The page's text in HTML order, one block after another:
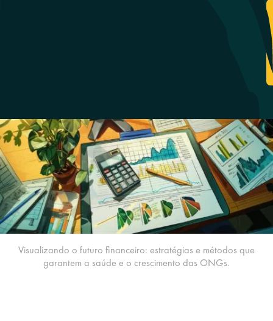
Visualizando o futuro financeiro: estratégias e métodos que
garantem a saúde e o crescimento das ONGs.